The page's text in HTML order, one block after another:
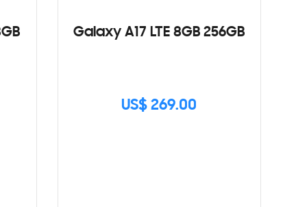
Galaxy A17 LTE 8GB 256GB
US$ 269.00